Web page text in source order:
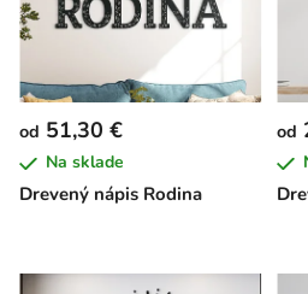
Drevený nápis Rodina
od 51,30 €
Na sklade
od